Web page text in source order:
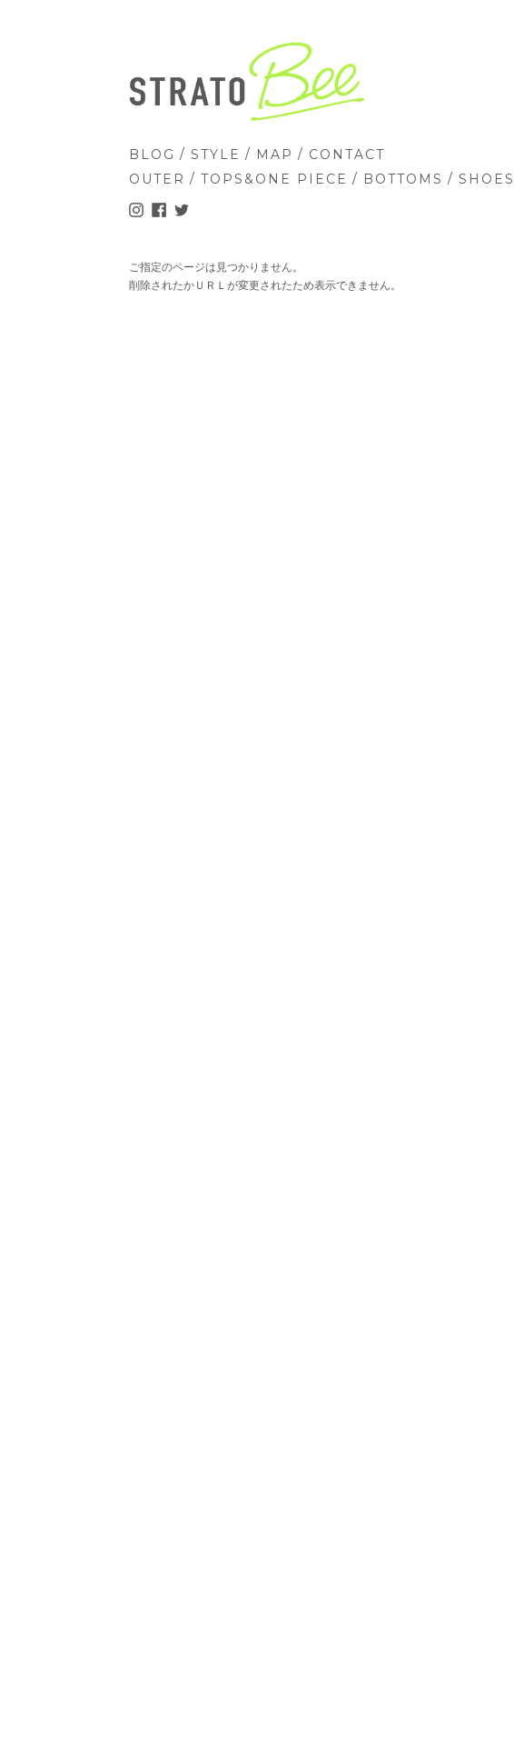
BLOG / STYLE / MAP / CONTACT
OUTER / TOPS&ONE PIECE / BOTTOMS / SHOES
ご指定のページは見つかりません。
削除されたかＵＲＬが変更されたため表示できません。